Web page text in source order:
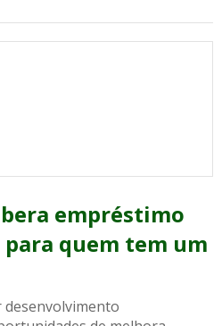
empréstimo
para quem tem um